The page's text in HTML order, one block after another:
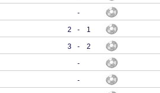
-
2 - 1
3 - 2
-
-